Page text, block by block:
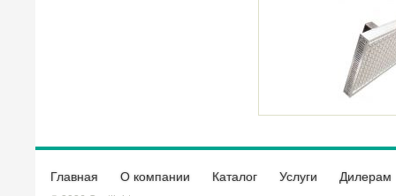
Главная О компании Каталог Услуги Дилерам